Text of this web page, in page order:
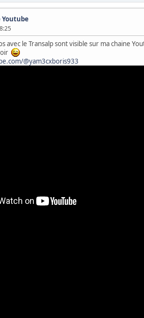
Youtube
avec le Transalp sont visible sur ma chaine
@yam3cxboris933